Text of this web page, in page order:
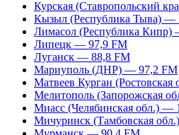
Курская (Ставропольский
Кызыл (Республика Тыва) —
Лимасол (Республика Кипр)
Липецк — 97,9 FM
Луганск — 88,8 FM
Мариуполь (ДНР) — 97,2 FM
Матвеев Курган
Мелитополь (Запорожская
Миасс (Челябинская обл.) —
Мичуринск (Тамбовская